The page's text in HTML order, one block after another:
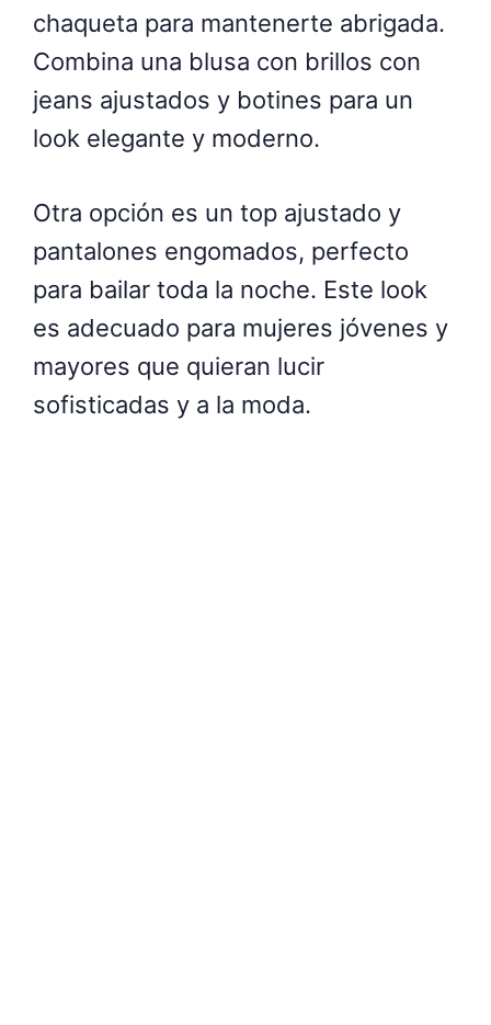
chaqueta para mantenerte abrigada.
Combina una blusa con brillos con
jeans ajustados y botines para un
look elegante y moderno.
Otra opción es un top ajustado y
pantalones engomados, perfecto
para bailar toda la noche. Este look
es adecuado para mujeres jóvenes y
mayores que quieran lucir
sofisticadas y a la moda.